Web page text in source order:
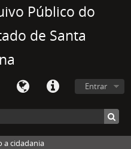
Público do
de Santa
Entrar
a cidadania